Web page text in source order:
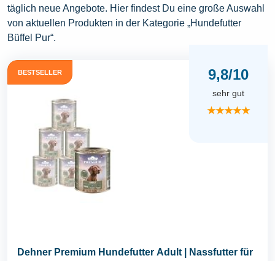
täglich neue Angebote. Hier findest Du eine große Auswahl
von aktuellen Produkten in der Kategorie „Hundefutter
Büffel Pur“.
BESTSELLER 9,8/10
sehr gut
★★★★★
Dehner Premium Hundefutter Adult | Nassfutter für